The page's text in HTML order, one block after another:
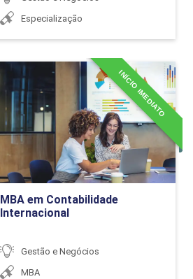
Atuação
Princípios
Contratos
Especialização
MBA em Contabilidade
Internacional
INÍCIO IMEDIATO
Gestão e Negócios
MBA
MBA em Contabilidade
Internacional
Detalhes do curso
Ir para Inscrição